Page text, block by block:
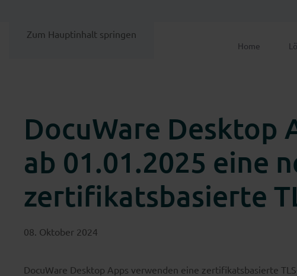
Zum Hauptinhalt springen
Home
DocuWare Desktop
ab 01.01.2025 eine
zertifikatsbasierte
08. Oktober 2024
DocuWare Desktop Apps verwenden eine zertifikatsbasierte